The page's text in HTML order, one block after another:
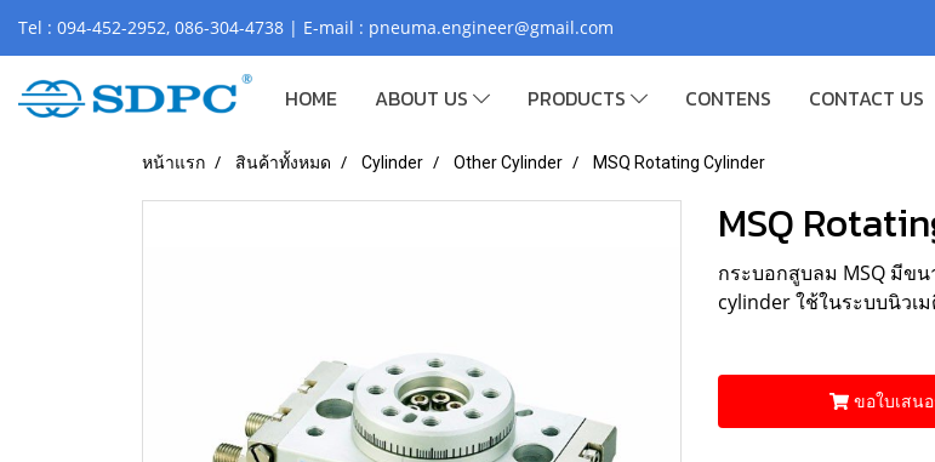
Tel : 094-452-2952, 086-304-4738 | E-mail : pneuma.engineer@gmail.com
HOME ABOUT US PRODUCTS CONTENS CONTACT US
หน้าแรก สินค้าทั้งหมด Cylinder Other Cylinder MSQ Rotating Cylinder
MSQ
กระบอกสูบลม MSQ มีข
cylinder ใช้ในระบบนิวเ
ขอใบเสน